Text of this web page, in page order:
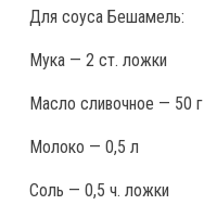
Для соуса Бешамель:
Мука — 2 ст. ложки
Масло сливочное — 50 г
Молоко — 0,5 л
Соль — 0,5 ч. ложки